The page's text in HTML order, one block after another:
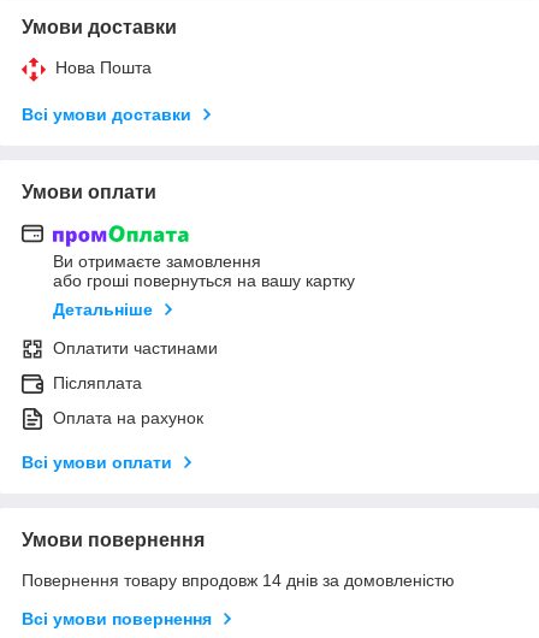
Умови доставки
Нова Пошта
Всі умови доставки
Умови оплати
Ви отримаєте замовлення
або гроші повернуться на вашу картку
Детальніше
Оплатити частинами
Післяплата
Оплата на рахунок
Всі умови оплати
Умови повернення
Повернення товару впродовж 14 днів за домовленістю
Всі умови повернення